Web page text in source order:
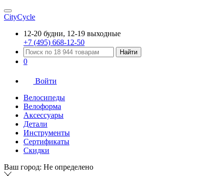
CityCycle
12-20 будни, 12-19 выходные
+7 (495) 668-12-50
Найти
0
Войти
Велосипеды
Велоформа
Аксессуары
Детали
Инструменты
Сертификаты
Скидки
Ваш город: Не определено